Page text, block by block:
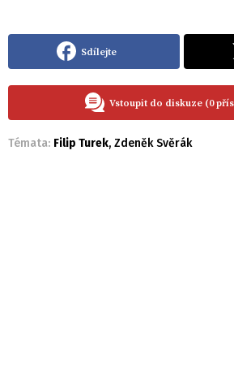
Sdílejte
Vstoupit do diskuze (0
Témata: Filip Turek, Zdeněk Svěrák